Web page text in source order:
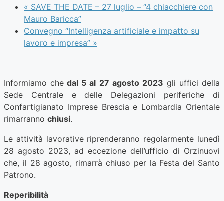
« SAVE THE DATE – 27 luglio – “4 chiacchiere con
Mauro Baricca”
Convegno “Intelligenza artificiale e impatto su
lavoro e impresa” »
Informiamo che dal 5 al 27 agosto 2023 gli uffici della
Sede Centrale e delle Delegazioni periferiche di
Confartigianato Imprese Brescia e Lombardia Orientale
rimarranno chiusi.
Le attività lavorative riprenderanno regolarmente lunedì
28 agosto 2023, ad eccezione dell’ufficio di Orzinuovi
che, il 28 agosto, rimarrà chiuso per la Festa del Santo
Patrono.
Reperibilità